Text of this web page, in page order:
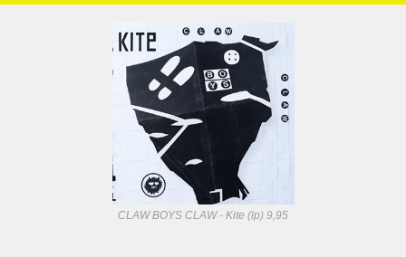
CLAW BOYS CLAW - Kite (lp) 9,95